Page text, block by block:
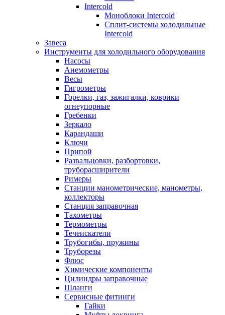
Intercold
Моноблоки Intercold
Сплит-системы холодильные
Intercold
Завеса
Инструменты для холодильного оборудования
Насосы
Анемометры
Весы
Гигрометры
Горелки, газ, зажигалки, коврики
огнеупорные
Гребенки
Зеркало
Карандаши
Ключи
Припой
Развальцовки, разбортовки,
труборасширители
Римеры
Станции манометрические, манометры,
коллекторы
Станция заправочная
Тахометры
Термометры
Течеискатели
Трубогибы, пружины
Труборезы
Флюс
Химические компоненты
Цилиндры заправочные
Шланги
Сервисные фитинги
Гайки